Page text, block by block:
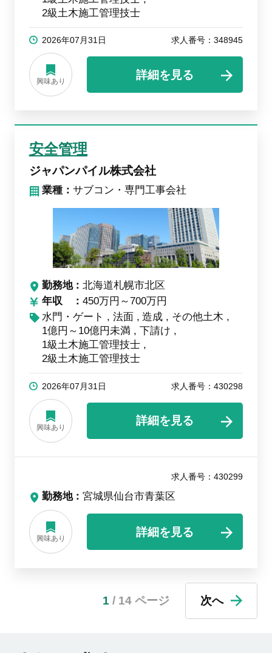
2級土木施工管理技士
2026年07月31日 求人番号：348945
興味あり
詳細を見る
安全管理
ジャパンパイル株式会社
業種：サブコン・専門工事会社
勤務地
北海道札幌市北区
年収
450万円～700万円
水門・ゲート
法面 造成
その他土木
1億円～10億円未満
下請け
1級土木施工管理技士
2級土木施工管理技士
2026年07月31日 求人番号：430298
興味あり
詳細を見る
求人番号：430299
勤務地 宮城県仙台市青葉区
興味あり
詳細を見る
1 / 14 ページ 次へ